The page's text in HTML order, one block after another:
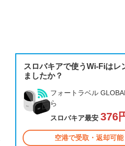
スロバキアで使うWi-Fiはレ
ましたか？
フォートラベル
ら
スロバキア最安 376
空港で受取・返却可能